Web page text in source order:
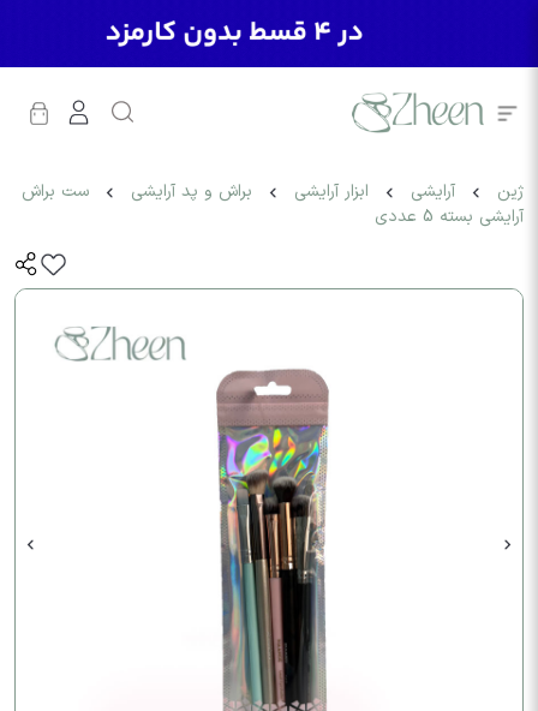
ژین آرایشی ابزار آرایشی براش و پد آرایشی
ست براش
آرایشی بسته 5 عددی